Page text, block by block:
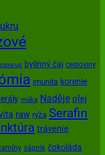
bylinný čaj cestoviny
imunita korenie
múka Naděje olej
raw ryža Serafin
trávenie
vápnik čokoláda